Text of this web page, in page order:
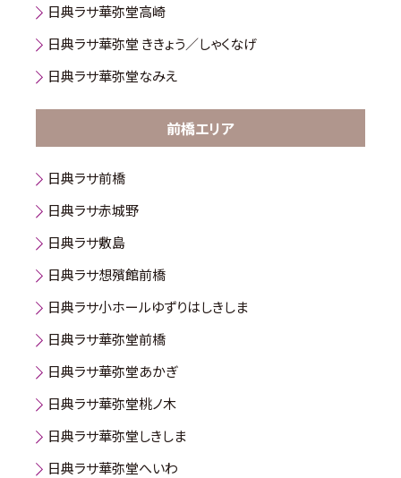
日典ラサ華弥堂高崎
日典ラサ華弥堂 ききょう／しゃくなげ
日典ラサ華弥堂なみえ
前橋エリア
日典ラサ前橋
日典ラサ赤城野
日典ラサ敷島
日典ラサ想殯館前橋
日典ラサ小ホールゆずりはしきしま
日典ラサ華弥堂前橋
日典ラサ華弥堂あかぎ
日典ラサ華弥堂桃ノ木
日典ラサ華弥堂しきしま
日典ラサ華弥堂へいわ